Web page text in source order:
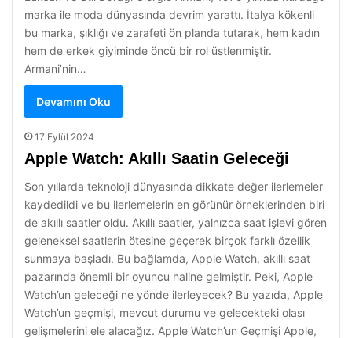
marka ile moda dünyasında devrim yarattı. İtalya kökenli
bu marka, şıklığı ve zarafeti ön planda tutarak, hem kadın
hem de erkek giyiminde öncü bir rol üstlenmiştir.
Armani’nin…
Devamını Oku
17 Eylül 2024
Apple Watch: Akıllı Saatin Geleceği
Son yıllarda teknoloji dünyasında dikkate değer ilerlemeler
kaydedildi ve bu ilerlemelerin en görünür örneklerinden biri
de akıllı saatler oldu. Akıllı saatler, yalnızca saat işlevi gören
geleneksel saatlerin ötesine geçerek birçok farklı özellik
sunmaya başladı. Bu bağlamda, Apple Watch, akıllı saat
pazarında önemli bir oyuncu haline gelmiştir. Peki, Apple
Watch’un geleceği ne yönde ilerleyecek? Bu yazıda, Apple
Watch’un geçmişi, mevcut durumu ve gelecekteki olası
gelişmelerini ele alacağız. Apple Watch’un Geçmişi Apple,